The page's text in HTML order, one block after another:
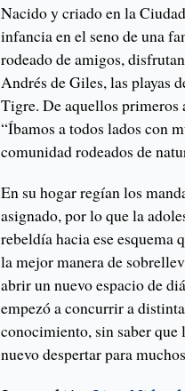
Nacido y criado en la
infancia en el seno de una
rodeado de amigos,
Andrés de Giles, las playas
Tigre. De aquellos primeros
“Íbamos a todos lados con
comunidad rodeados de
En su hogar regían los
asignado, por lo que la
rebeldía hacia ese esquema
la mejor manera de
abrir un nuevo espacio de
empezó a concurrir a
conocimiento, sin saber que
nuevo despertar para